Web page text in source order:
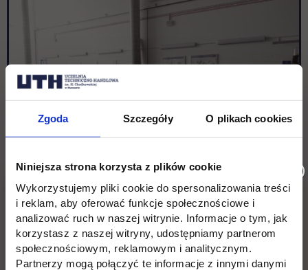
Zgoda Szczegóły O plikach cookies
Niniejsza strona korzysta z plików cookie
Wykorzystujemy pliki cookie do spersonalizowania treści
i reklam, aby oferować funkcje społecznościowe i
analizować ruch w naszej witrynie. Informacje o tym, jak
korzystasz z naszej witryny, udostępniamy partnerom
społecznościowym, reklamowym i analitycznym.
Partnerzy mogą połączyć te informacje z innymi danymi